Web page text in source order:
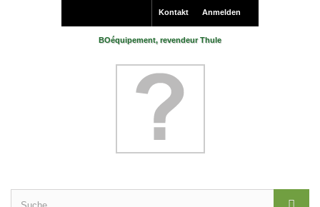
Anmelden
Kontakt
BOéquipement, revendeur Thule